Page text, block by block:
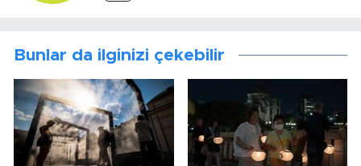
Bunlar da ilginizi çekebilir